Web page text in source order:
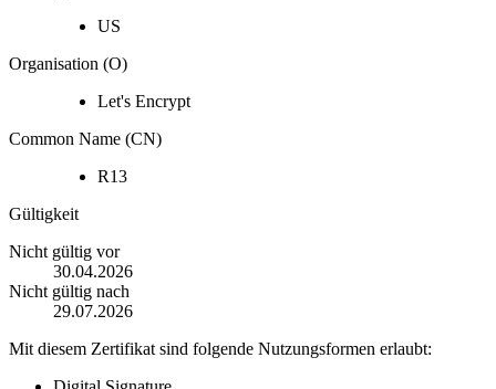
US
Organisation (O)
Let's Encrypt
Common Name (CN)
R13
Gültigkeit
Nicht gültig vor
30.04.2026
Nicht gültig nach
29.07.2026
Mit diesem Zertifikat sind folgende Nutzungsformen erlaubt: